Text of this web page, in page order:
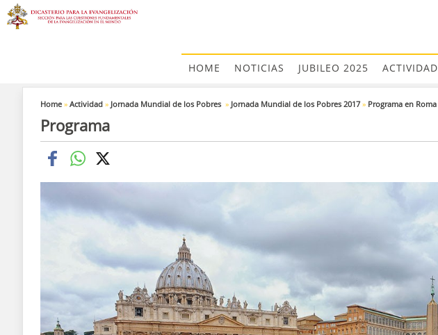
HOME NOTICIAS JUBILEO 2025 ACTIVIDAD
Home » Actividad » Jornada Mundial de los Pobres » Jornada Mundial de los Pobres 2017» Programa en Roma
Programa